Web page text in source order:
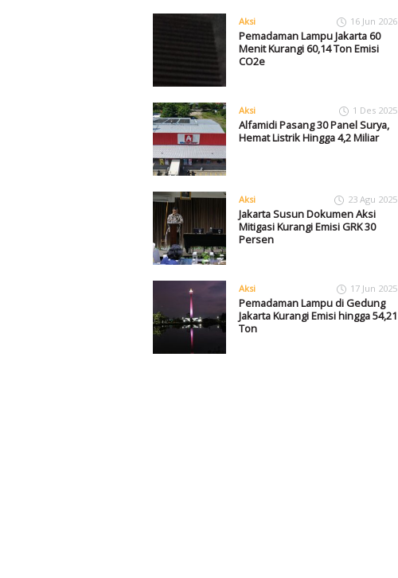
Aksi 16 Jun 2026
Pemadaman Lampu Jakarta 60
Menit Kurangi 60,14 Ton Emisi
CO2e
Aksi 1 Des 2025
Alfamidi Pasang 30 Panel Surya,
Hemat Listrik Hingga 4,2 Miliar
Aksi 23 Agu 2025
Jakarta Susun Dokumen Aksi
Mitigasi Kurangi Emisi GRK 30
Persen
Aksi 17 Jun 2025
Pemadaman Lampu di Gedung
Jakarta Kurangi Emisi hingga 54,21
Ton